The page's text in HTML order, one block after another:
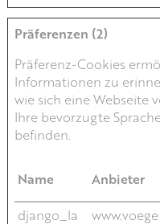
Präferenzen (2)
Präferenz-Cookies
Informationen zu
wie sich eine Webseite
Ihre bevorzugte
befinden.
Name Anbieter
django_la
www.voege